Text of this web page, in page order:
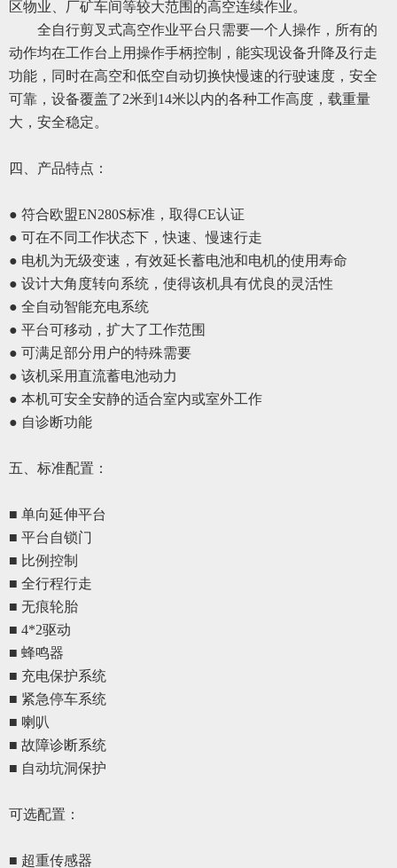
区物业、厂矿车间等较大范围的高空连续作业。
全自行剪叉式高空作业平台只需要一个人操作，所有的
动作均在工作台上用操作手柄控制，能实现设备升降及行走
功能，同时在高空和低空自动切换快慢速的行驶速度，安全
可靠，设备覆盖了2米到14米以内的各种工作高度，载重量
大，安全稳定。
四、 产品特点：
● 符合欧盟EN280S标准，取得CE认证
● 可在不同工作状态下，快速、慢速行走
● 电机为无级变速，有效延长蓄电池和电机的使用寿命
● 设计大角度转向系统，使得该机具有优良的灵活性
● 全自动智能充电系统
● 平台可移动，扩大了工作范围
● 可满足部分用户的特殊需要
● 该机采用直流蓄电池动力
● 本机可安全安静的适合室内或室外工作
● 自诊断功能
五、 标准配置 ：
■ 单向延伸平台
■ 平台自锁门
■ 比例控制
■ 全行程行走
■ 无痕轮胎
■ 4*2驱动
■ 蜂鸣器
■ 充电保护系统
■ 紧急停车系统
■ 喇叭
■ 故障诊断系统
■ 自动坑洞保护
可选配置 ：
■ 超重传感器